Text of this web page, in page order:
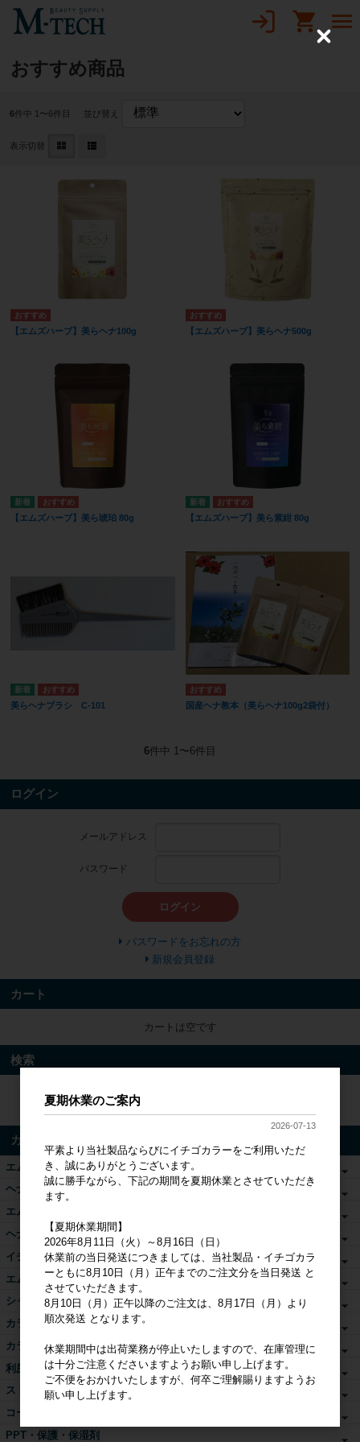
おすすめ商品
6件中 1〜6件目 並び替え
表示切替
【エムズハーブ】美らヘナ100g 【エムズハーブ】美らヘナ500g
【エムズハーブ】美ら琥珀 80g 【エムズハーブ】美ら紫紺 80g
美らヘナブラシ C-101 国産ヘナ教本（美らヘナ100g2袋付）
6件中 1〜6件目
ログイン
メールアドレス
パスワード
ログイン
パスワードをお忘れの方
新規会員登録
カート
カートは空です
検索
カテゴリ
エムズヘナ&ハーブ
ヘナ関連商品
エムズカラー
ヘナ書籍・DVD
イチゴカラー単品
エムズアロマカラー
シャンプー・トリートメント
カラーシャンプー
カラートリートメント
利尻カラーケアシリーズ
ストレート剤リバース
コールドウェーブローション
PPT・保護・保湿剤
夏期休業のご案内
2026-07-13
平素より当社製品ならびにイチゴカラーをご利用いただ
き、誠にありがとうございます。
誠に勝手ながら、下記の期間を夏期休業とさせていただき
ます。
【夏期休業期間】
2026年8月11日（火）～8月16日（日）
休業前の当日発送につきましては、当社製品・イチゴカラ
ーともに8月10日（月）正午までのご注文分を当日発送 と
させていただきます。
8月10日（月）正午以降のご注文は、8月17日（月）より
順次発送 となります。
休業期間中は出荷業務が停止いたしますので、在庫管理に
は十分ご注意くださいますようお願い申し上げます。
ご不便をおかけいたしますが、何卒ご理解賜りますようお
願い申し上げます。
C